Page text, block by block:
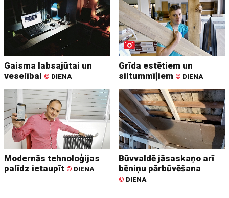
Gaisma labsajūtai un
veselībai © DIENA
Grīda estētiem un
siltummīļiem © DIENA
Modernās tehnoloģijas
palīdz ietaupīt © DIENA
Būvvaldē jāsaskaņo arī
bēniņu pārbūvēšana
© DIENA